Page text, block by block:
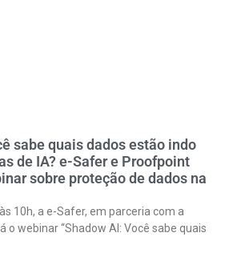
sabe quais dados estão indo
de IA? e-Safer e Proofpoint
sobre proteção de dados na
10h, a e-Safer, em parceria com a
o webinar “Shadow AI: Você sabe quais